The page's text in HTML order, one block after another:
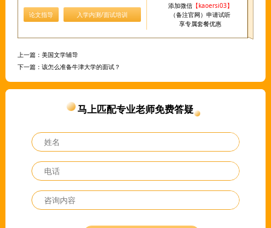
论文指导 入学内测/面试培训
添加微信【kaoersi03】
（备注官网）申请试听
享专属套餐优惠
上一篇： 美国文学辅导
下一篇： 该怎么准备牛津大学的面试？
马上匹配专业老师免费答疑